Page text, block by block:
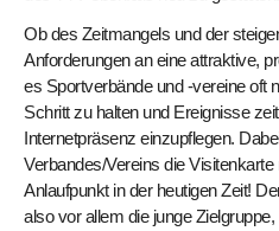
Ob des Zeitmangels und der
Anforderungen an eine attraktive,
es Sportverbände und -vereine oft
Schritt zu halten und Ereignisse
Internetpräsenz einzupflegen.
Verbandes/Vereins die
Anlaufpunkt in der heutigen Zeit!
also vor allem die junge